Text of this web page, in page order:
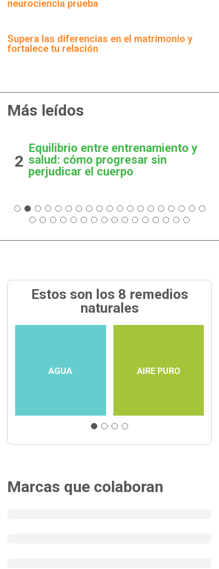
neurociencia prueba
Supera las diferencias en el matrimonio y
fortalece tu relación
Más leídos
2
Equilibrio entre entrenamiento y
salud: cómo progresar sin
perjudicar el cuerpo
Estos son los 8 remedios
naturales
AGUA AIRE PURO
Marcas que colaboran